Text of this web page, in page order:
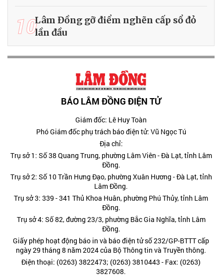
10Lâm Đồng gỡ điểm nghẽn cấp sổ đỏ
lần đầu
BÁO LÂM ĐỒNG ĐIỆN TỬ
Giám đốc: Lê Huy Toàn
Phó Giám đốc phụ trách báo điện tử: Vũ Ngọc Tú
Địa chỉ:
Trụ sở 1: Số 38 Quang Trung, phường Lâm Viên - Đà Lạt, tỉnh Lâm
Đồng.
Trụ sở 2: Số 10 Trần Hưng Đạo, phường Xuân Hương - Đà Lạt, tỉnh
Lâm Đồng.
Trụ sở 3: 339 - 341 Thủ Khoa Huân, phường Phú Thủy, tỉnh Lâm
Đồng.
Trụ sở 4: Số 82, đường 23/3, phường Bắc Gia Nghĩa, tỉnh Lâm
Đồng.
Giấy phép hoạt động báo in và báo điện tử số 232/GP-BTTT cấp
ngày 29 tháng 8 năm 2024 của Bộ Thông tin và Truyền thông.
Điện thoại: (0263) 3822473; (0263) 3810443 - Fax: (0263)
3827608.